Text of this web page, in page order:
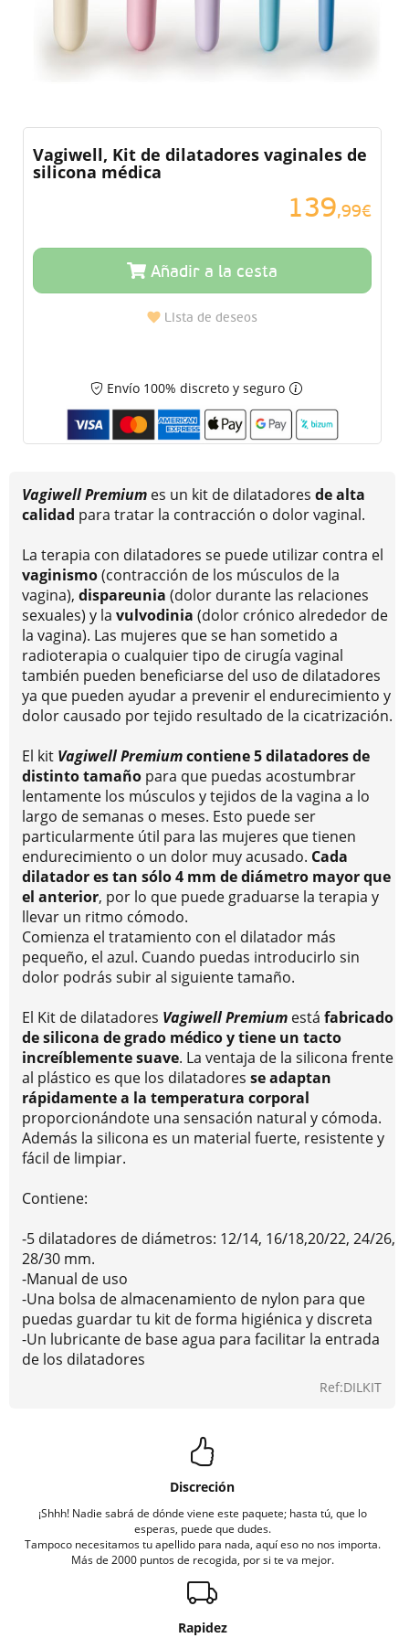
Vagiwell, Kit de dilatadores vaginales de
silicona médica
139,99€
Añadir a la cesta
Lista de deseos
Envío 100% discreto y seguro
Vagiwell Premium es un kit de dilatadores de alta
calidad para tratar la contracción o dolor vaginal.
La terapia con dilatadores se puede utilizar contra el
vaginismo(contracción de los músculos de la
vagina), dispareunia (dolor durante las relaciones
sexuales) y la vulvodinia (dolor crónico alrededor de
la vagina). Las mujeres que se han sometido a
radioterapia o cualquier tipo de cirugía vaginal
también pueden beneficiarse del uso de dilatadores
ya que pueden ayudar a prevenir el endurecimiento y
dolor causado por tejido resultado de la cicatrización.
El kit Vagiwell Premiumcontiene 5 dilatadores de
distinto tamaño para que puedas acostumbrar
lentamente los músculos y tejidos de la vagina a lo
largo de semanas o meses. Esto puede ser
particularmente útil para las mujeres que tienen
endurecimiento o un dolor muy acusado. Cada
dilatador es tan sólo 4 mm de diámetro mayor que
el anterior, por lo que puede graduarse la terapia y
llevar un ritmo cómodo.
Comienza el tratamiento con el dilatador más
pequeño, el azul. Cuando puedas introducirlo sin
dolor podrás subir al siguiente tamaño.
El Kit de dilatadores Vagiwell Premium está fabricado
de silicona de grado médico y tiene un tacto
increíblemente suave. La ventaja de la silicona frente
al plástico es que los dilatadores se adaptan
rápidamente a la temperatura corporal
proporcionándote una sensación natural y cómoda.
Además la silicona es un material fuerte, resistente y
fácil de limpiar.
Contiene:
-5 dilatadores de diámetros: 12/14, 16/18,20/22, 24/26,
28/30 mm.
-Manual de uso
-Una bolsa de almacenamiento de nylon para que
puedas guardar tu kit de forma higiénica y discreta
-Un lubricante de base agua para facilitar la entrada
de los dilatadores
Ref:DILKIT
Discreción
¡Shhh! Nadie sabrá de dónde viene este paquete; hasta tú, que lo
esperas, puede que dudes.
Tampoco necesitamos tu apellido para nada, aquí eso no nos importa.
Más de 2000 puntos de recogida, por si te va mejor.
Rapidez